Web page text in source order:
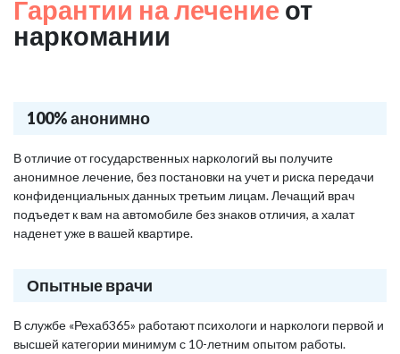
Гарантии на лечение от
наркомании
100% анонимно
В отличие от государственных наркологий вы получите
анонимное лечение, без постановки на учет и риска передачи
конфиденциальных данных третьим лицам. Лечащий врач
подъедет к вам на автомобиле без знаков отличия, а халат
наденет уже в вашей квартире.
Опытные врачи
В службе «Рехаб365» работают психологи и наркологи первой и
высшей категории минимум с 10-летним опытом работы.